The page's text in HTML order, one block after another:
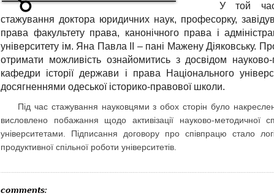
У той
стажування доктора юридичних наук, професорку,
права факультету права, канонічного права і
університету ім. Яна Павла II – пані Мажену Діяковську.
отримати можливість ознайомитись з досвідом науково-
кафедри історії держави і права Національного
досягненнями одеської історико-правової школи.
Під час стажування науковцями з обох сторін було
висловлено побажання щодо активізації науково-методичної
університетами. Підписання договору про співпрацю стало
продуктивної спільної роботи університетів.
comments: